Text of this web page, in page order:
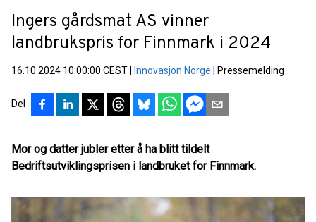
Ingers gårdsmat AS vinner
landbrukspris for Finnmark i 2024
16.10.2024 10:00:00 CEST Innovasjon Norge Pressemelding
Del
Mor og datter jubler etter å ha blitt tildelt
Bedriftsutviklingsprisen i landbruket for Finnmark.